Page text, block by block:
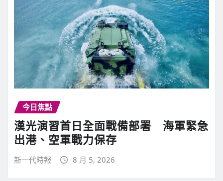
今日焦點
漢光演習首日全面戰備部署 海軍緊急
出港、空軍戰力保存
新一代時報 8 月 5, 2026